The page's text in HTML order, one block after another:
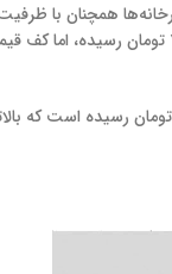
همچنان با ظرفیت
قیمت سایز 14 میلگرد ذوب آهن اصفهان، به‌عنوان یکی از پرفروش‌ترین و پرکاربردترین محصولات این